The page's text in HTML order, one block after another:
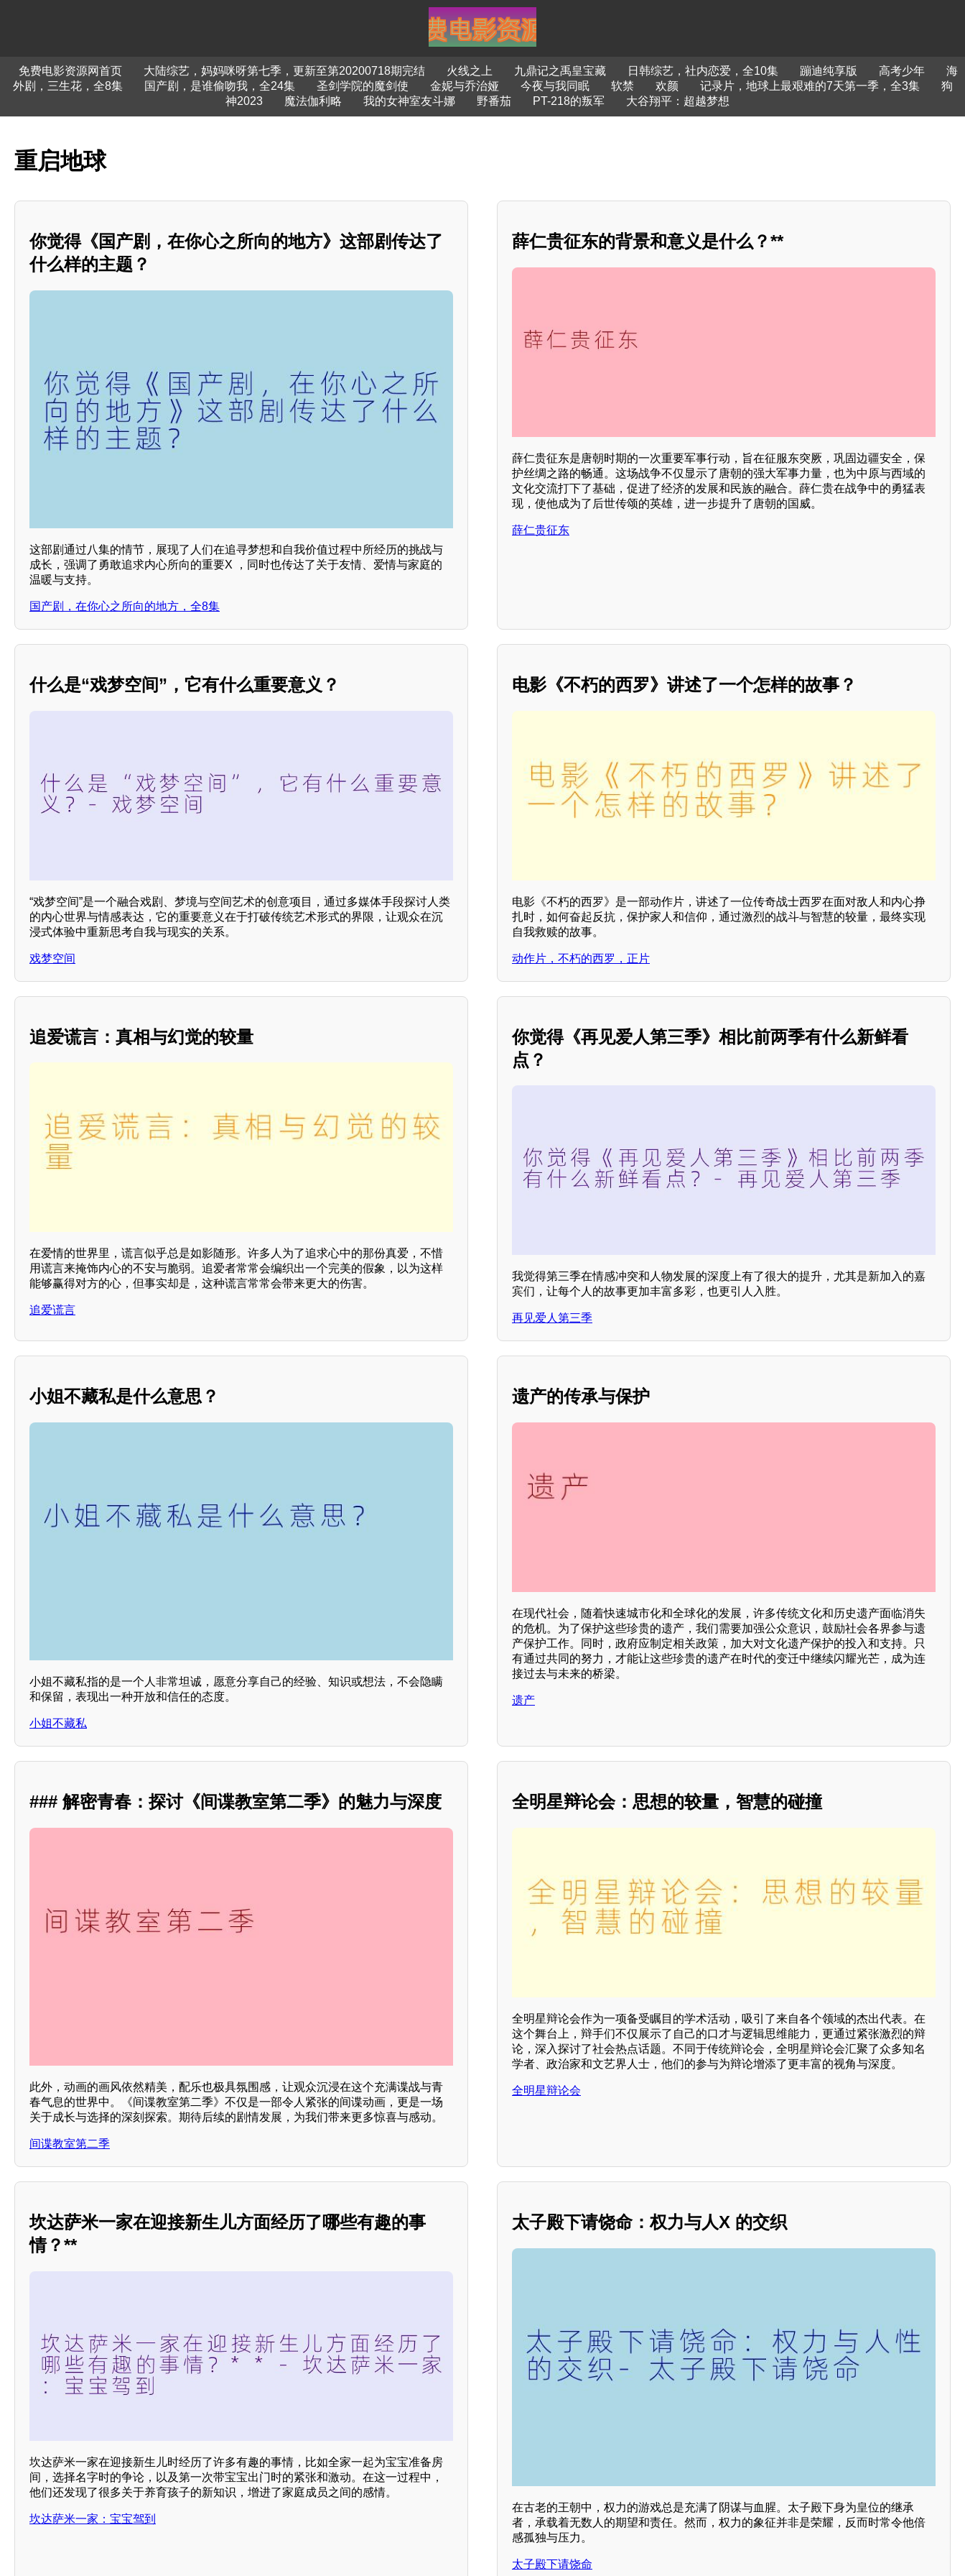
免费电影资源网首页 大陆综艺，妈妈咪呀第七季，更新至第20200718期完结 火线之上 九鼎记之禹皇宝藏 日韩综艺，社内恋爱，全10集 蹦迪纯享版 高考少年
海
外剧，三生花，全8集
国产剧，是谁偷吻我，全24集 圣剑学院的魔剑使 金妮与乔治娅 今夜与我同眠 软禁 欢颜 记录片，地球上最艰难的7天第一季，全3集
狗
神2023
魔法伽利略 我的女神室友斗娜 野番茄 PT-218的叛军 大谷翔平：超越梦想
重启地球
你觉得《国产剧，在你心之所向的地方》这部剧传达了
什么样的主题？
这部剧通过八集的情节，展现了人们在追寻梦想和自我价值过程中所经历的挑战与
成长，强调了勇敢追求内心所向的重要X ，同时也传达了关于友情、爱情与家庭的
温暖与支持。
国产剧，在你心之所向的地方，全8集
薛仁贵征东的背景和意义是什么？**
薛仁贵征东是唐朝时期的一次重要军事行动，旨在征服东突厥，巩固边疆安全，保
护丝绸之路的畅通。这场战争不仅显示了唐朝的强大军事力量，也为中原与西域的
文化交流打下了基础，促进了经济的发展和民族的融合。薛仁贵在战争中的勇猛表
现，使他成为了后世传颂的英雄，进一步提升了唐朝的国威。
薛仁贵征东
什么是“戏梦空间”，它有什么重要意义？
“戏梦空间”是一个融合戏剧、梦境与空间艺术的创意项目，通过多媒体手段探讨人类
的内心世界与情感表达，它的重要意义在于打破传统艺术形式的界限，让观众在沉
浸式体验中重新思考自我与现实的关系。
戏梦空间
电影《不朽的西罗》讲述了一个怎样的故事？
电影《不朽的西罗》是一部动作片，讲述了一位传奇战士西罗在面对敌人和内心挣
扎时，如何奋起反抗，保护家人和信仰，通过激烈的战斗与智慧的较量，最终实现
自我救赎的故事。
动作片，不朽的西罗，正片
追爱谎言：真相与幻觉的较量
在爱情的世界里，谎言似乎总是如影随形。许多人为了追求心中的那份真爱，不惜
用谎言来掩饰内心的不安与脆弱。追爱者常常会编织出一个完美的假象，以为这样
能够赢得对方的心，但事实却是，这种谎言常常会带来更大的伤害。
追爱谎言
你觉得《再见爱人第三季》相比前两季有什么新鲜看
点？
我觉得第三季在情感冲突和人物发展的深度上有了很大的提升，尤其是新加入的嘉
宾们，让每个人的故事更加丰富多彩，也更引人入胜。
再见爱人第三季
小姐不藏私是什么意思？
小姐不藏私指的是一个人非常坦诚，愿意分享自己的经验、知识或想法，不会隐瞒
和保留，表现出一种开放和信任的态度。
小姐不藏私
遗产的传承与保护
在现代社会，随着快速城市化和全球化的发展，许多传统文化和历史遗产面临消失
的危机。为了保护这些珍贵的遗产，我们需要加强公众意识，鼓励社会各界参与遗
产保护工作。同时，政府应制定相关政策，加大对文化遗产保护的投入和支持。只
有通过共同的努力，才能让这些珍贵的遗产在时代的变迁中继续闪耀光芒，成为连
接过去与未来的桥梁。
遗产
### 解密青春：探讨《间谍教室第二季》的魅力与深度
此外，动画的画风依然精美，配乐也极具氛围感，让观众沉浸在这个充满谍战与青
春气息的世界中。《间谍教室第二季》不仅是一部令人紧张的间谍动画，更是一场
关于成长与选择的深刻探索。期待后续的剧情发展，为我们带来更多惊喜与感动。
间谍教室第二季
全明星辩论会：思想的较量，智慧的碰撞
全明星辩论会作为一项备受瞩目的学术活动，吸引了来自各个领域的杰出代表。在
这个舞台上，辩手们不仅展示了自己的口才与逻辑思维能力，更通过紧张激烈的辩
论，深入探讨了社会热点话题。不同于传统辩论会，全明星辩论会汇聚了众多知名
学者、政治家和文艺界人士，他们的参与为辩论增添了更丰富的视角与深度。
全明星辩论会
坎达萨米一家在迎接新生儿方面经历了哪些有趣的事
情？**
坎达萨米一家在迎接新生儿时经历了许多有趣的事情，比如全家一起为宝宝准备房
间，选择名字时的争论，以及第一次带宝宝出门时的紧张和激动。在这一过程中，
他们还发现了很多关于养育孩子的新知识，增进了家庭成员之间的感情。
坎达萨米一家：宝宝驾到
太子殿下请饶命：权力与人X 的交织
在古老的王朝中，权力的游戏总是充满了阴谋与血腥。太子殿下身为皇位的继承
者，承载着无数人的期望和责任。然而，权力的象征并非是荣耀，反而时常令他倍
感孤独与压力。
太子殿下请饶命